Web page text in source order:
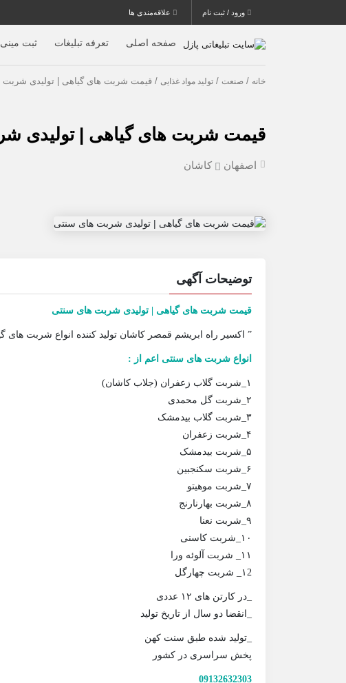
ورود / ثبت نام علاقه‌مندی ها
صفحه اصلی تعرفه تبلیغات ثبت
خانه / صنعت / تولید مواد غذایی / قیمت شربت های گیاهی | تولیدی شربت
قیمت شربت های گیاهی | تولیدی
اصفهان کاشان
توضیحات آگهی
قیمت شربت های گیاهی | تولیدی شربت های سنتی
” اکسیر راه ابریشم قمصر کاشان تولید کننده انواع شربت
انواع شربت های سنتی اعم از :
۱_شربت گلاب زعفران (جلاب کاشان)
۲_شربت گل محمدی
۳_شربت گلاب بیدمشک
۴_شربت زعفران
۵_شربت بیدمشک
۶_شربت سکنجبین
۷_شربت موهیتو
۸_شربت بهارنارنج
۹_شربت نعنا
۱۰_شربت کاسنی
۱۱_ شربت آلوئه ورا
۱2_ شربت چهارگل
_در کارتن های ۱۲ عددی
_انقضا دو سال از تاریخ تولید
_تولید شده طبق سنت کهن
پخش سراسری در کشور
09132632303